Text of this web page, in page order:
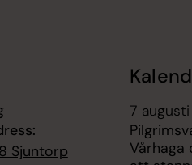
Sjuntorp
7 augusti
Vårhaga